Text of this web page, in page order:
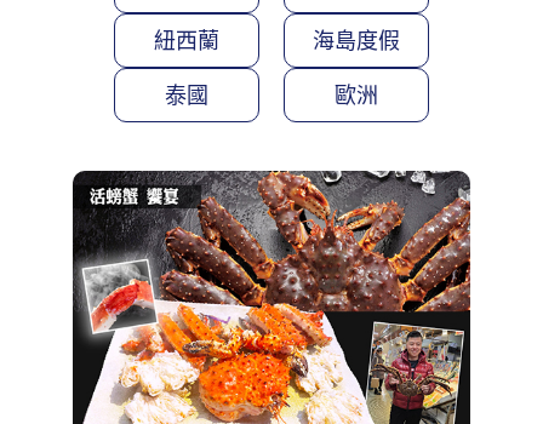
紐西蘭 海島度假
泰國 歐洲